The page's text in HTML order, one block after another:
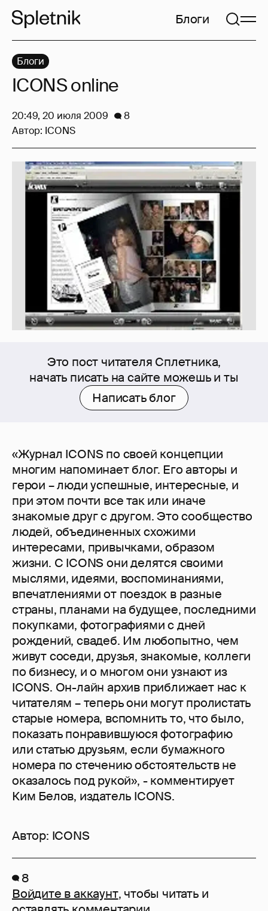
Блоги
Это пост читателя Сплетника,
начать писать на сайте можешь и ты
Написать блог
«Журнал ICONS по своей концепции
многим напоминает блог. Его авторы и
герои – люди успешные, интересные, и
при этом почти все так или иначе
знакомые друг с другом. Это сообщество
людей, объединенных схожими
интересами, привычками, образом
жизни. C ICONS они делятся своими
мыслями, идеями, воспоминаниями,
впечатлениями от поездок в разные
страны, планами на будущее, последними
покупками, фотографиями с дней
рождений, свадеб. Им любопытно, чем
живут соседи, друзья, знакомые, коллеги
по бизнесу, и о многом они узнают из
ICONS. Он-лайн архив приближает нас к
читателям – теперь они могут пролистать
старые номера, вспомнить то, что было,
показать понравившуюся фотографию
или статью друзьям, если бумажного
номера по стечению обстоятельств не
оказалось под рукой», - комментирует
Ким Белов, издатель ICONS.
Автор: ICONS
Блоги
ICONS online
20:49, 20 июля 2009
8
Автор: ICONS
8
Войдите в аккаунт, чтобы читать и